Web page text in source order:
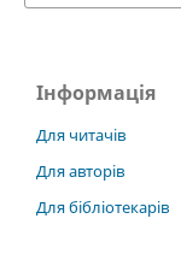
Інформація
Для читачів
Для авторів
Для бібліотекарів